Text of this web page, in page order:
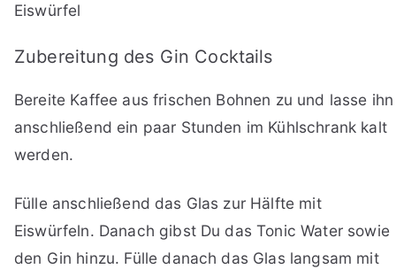
Eiswürfel
Zubereitung des Gin Cocktails
Bereite Kaffee aus frischen Bohnen zu und lasse ihn
anschließend ein paar Stunden im Kühlschrank kalt
werden.
Fülle anschließend das Glas zur Hälfte mit
Eiswürfeln. Danach gibst Du das Tonic Water sowie
den Gin hinzu. Fülle danach das Glas langsam mit